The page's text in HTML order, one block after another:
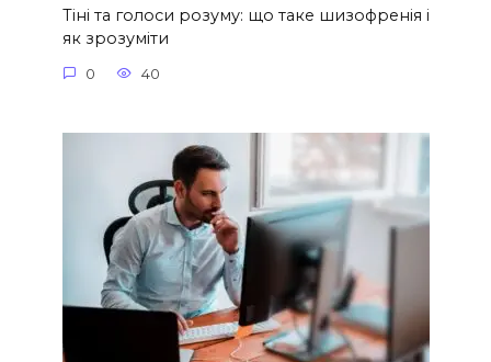
Тіні та голоси розуму: що таке шизофренія і
як зрозуміти
0 40